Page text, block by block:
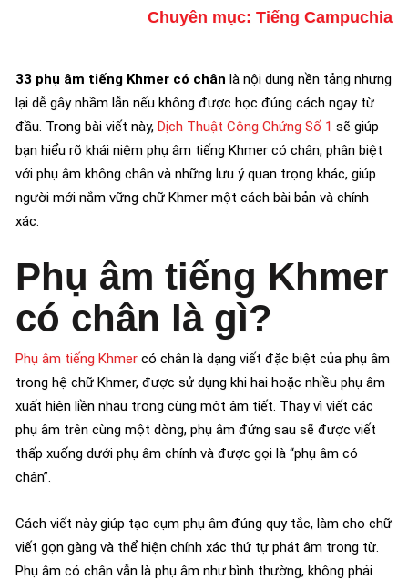
Chuyên mục: Tiếng Campuchia
33 phụ âm tiếng Khmer có chân là nội dung nền tảng nhưng
lại dễ gây nhầm lẫn nếu không được học đúng cách ngay từ
đầu. Trong bài viết này, Dịch Thuật Công Chứng Số 1 sẽ giúp
bạn hiểu rõ khái niệm phụ âm tiếng Khmer có chân, phân biệt
với phụ âm không chân và những lưu ý quan trọng khác, giúp
người mới nắm vững chữ Khmer một cách bài bản và chính
xác.
Phụ âm tiếng Khmer
có chân là gì?
Phụ âm tiếng Khmer có chân là dạng viết đặc biệt của phụ âm
trong hệ chữ Khmer, được sử dụng khi hai hoặc nhiều phụ âm
xuất hiện liền nhau trong cùng một âm tiết. Thay vì viết các
phụ âm trên cùng một dòng, phụ âm đứng sau sẽ được viết
thấp xuống dưới phụ âm chính và được gọi là “phụ âm có
chân”.
Cách viết này giúp tạo cụm phụ âm đúng quy tắc, làm cho chữ
viết gọn gàng và thể hiện chính xác thứ tự phát âm trong từ.
Phụ âm có chân vẫn là phụ âm như bình thường, không phải